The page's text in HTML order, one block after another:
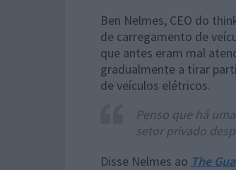
Ben Nelmes, CEO do
de carregamento de
que antes eram mal
gradualmente a tirar
de veículos elétricos.
Penso que há
setor privado
Disse Nelmes ao The